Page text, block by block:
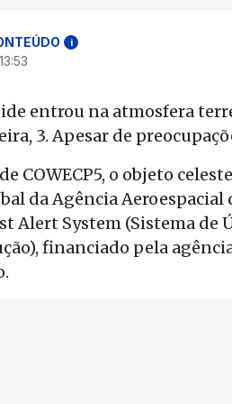
i
entrou na atmosfera
3. Apesar de
COWECP5, o objeto
da Agência
Alert System (Sistema de
financiado pela